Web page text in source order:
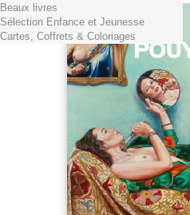
Beaux livres
Sélection Enfance et Jeunesse
Cartes, Coffrets & Coloriages